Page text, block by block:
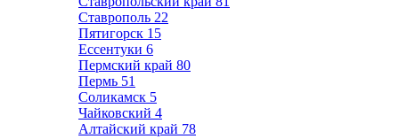
Ставрополь 22
Пятигорск 15
Ессентуки 6
Пермский край 80
Пермь 51
Соликамск 5
Чайковский 4
Алтайский край 78